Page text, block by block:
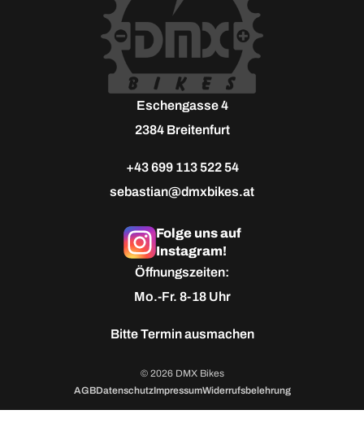
Eschengasse 4
2384 Breitenfurt
+43 699 113 522 54
sebastian@dmxbikes.at
Folge uns auf
Instagram!
Öffnungszeiten:
Mo.-Fr. 8-18 Uhr
BitteTermin ausmachen
© 2026 DMX Bikes
AGBDatenschutzImpressumWiderrufsbelehrung